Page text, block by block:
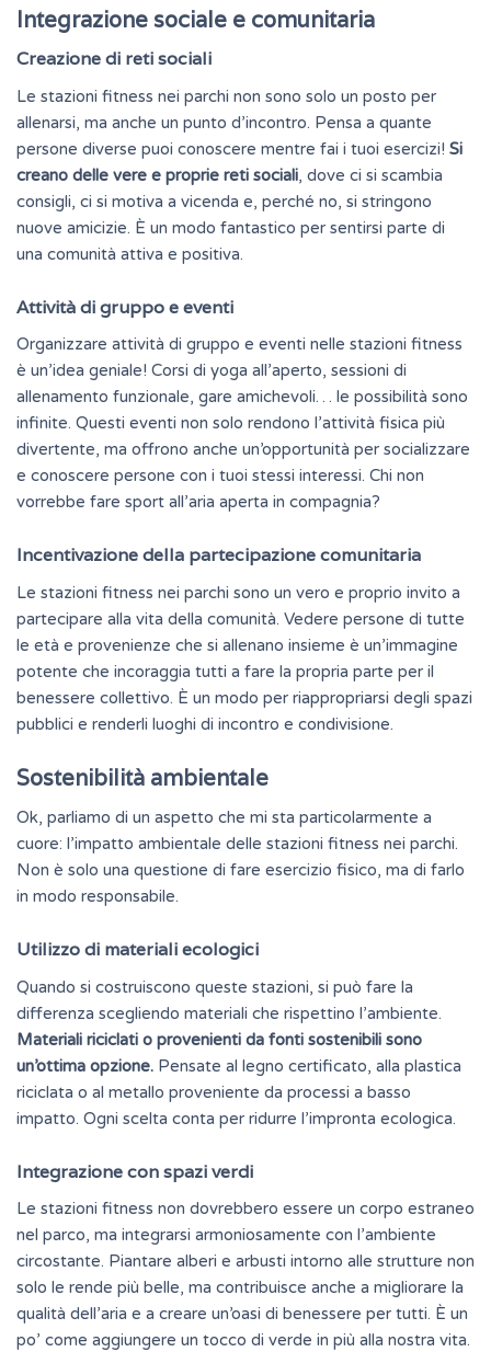
Integrazione sociale e comunitaria
Creazione di reti sociali
Le stazioni fitness nei parchi non sono solo un posto per
allenarsi, ma anche un punto d’incontro. Pensa a quante
persone diverse puoi conoscere mentre fai i tuoi esercizi! Si
creano delle vere e proprie reti sociali, dove ci si scambia
consigli, ci si motiva a vicenda e, perché no, si stringono
nuove amicizie. È un modo fantastico per sentirsi parte di
una comunità attiva e positiva.
Attività di gruppo e eventi
Organizzare attività di gruppo e eventi nelle stazioni fitness
è un’idea geniale! Corsi di yoga all’aperto, sessioni di
allenamento funzionale, gare amichevoli… le possibilità sono
infinite. Questi eventi non solo rendono l’attività fisica più
divertente, ma offrono anche un’opportunità per socializzare
e conoscere persone con i tuoi stessi interessi. Chi non
vorrebbe fare sport all’aria aperta in compagnia?
Incentivazione della partecipazione comunitaria
Le stazioni fitness nei parchi sono un vero e proprio invito a
partecipare alla vita della comunità. Vedere persone di tutte
le età e provenienze che si allenano insieme è un’immagine
potente che incoraggia tutti a fare la propria parte per il
benessere collettivo. È un modo per riappropriarsi degli spazi
pubblici e renderli luoghi di incontro e condivisione.
Sostenibilità ambientale
Ok, parliamo di un aspetto che mi sta particolarmente a
cuore: l’impatto ambientale delle stazioni fitness nei parchi.
Non è solo una questione di fare esercizio fisico, ma di farlo
in modo responsabile.
Utilizzo di materiali ecologici
Quando si costruiscono queste stazioni, si può fare la
differenza scegliendo materiali che rispettino l’ambiente.
Materiali riciclati o provenienti da fonti sostenibili sono
un’ottima opzione. Pensate al legno certificato, alla plastica
riciclata o al metallo proveniente da processi a basso
impatto. Ogni scelta conta per ridurre l’impronta ecologica.
Integrazione con spazi verdi
Le stazioni fitness non dovrebbero essere un corpo estraneo
nel parco, ma integrarsi armoniosamente con l’ambiente
circostante. Piantare alberi e arbusti intorno alle strutture non
solo le rende più belle, ma contribuisce anche a migliorare la
qualità dell’aria e a creare un’oasi di benessere per tutti. È un
po’ come aggiungere un tocco di verde in più alla nostra vita.